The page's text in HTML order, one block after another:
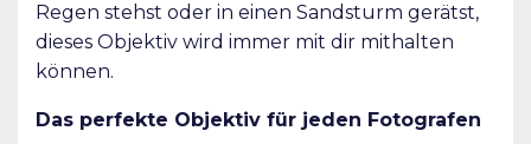
Regen stehst oder in einen Sandsturm gerätst,
dieses Objektiv wird immer mit dir mithalten
können.
Das perfekte Objektiv für jeden Fotografen